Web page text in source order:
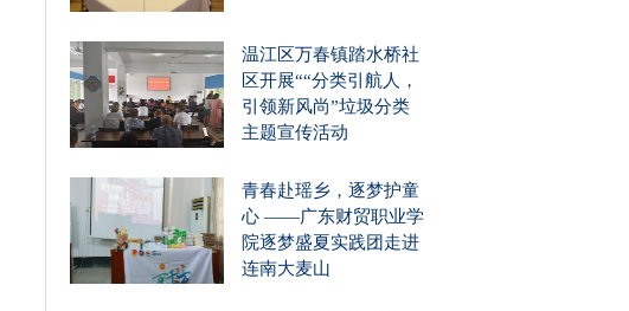
温江区万春镇踏水桥社
区开展““分类引航人，
引领新风尚”垃圾分类
主题宣传活动
青春赴瑶乡，逐梦护童
心 ——广东财贸职业学
院逐梦盛夏实践团走进
连南大麦山